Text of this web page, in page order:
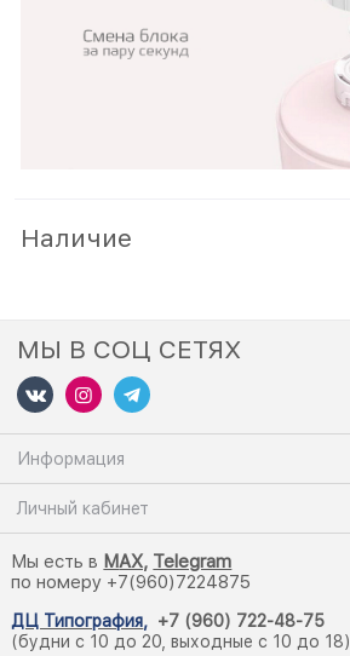
Наличие
МЫ В СОЦ СЕТЯХ
Информация
Личный кабинет
Мы есть в MAX, Telegram
по номеру +7(960)7224875
ДЦ Типография, +7 (960) 722-48-75
(будни с 10 до 20, выходные с 10 до 18)